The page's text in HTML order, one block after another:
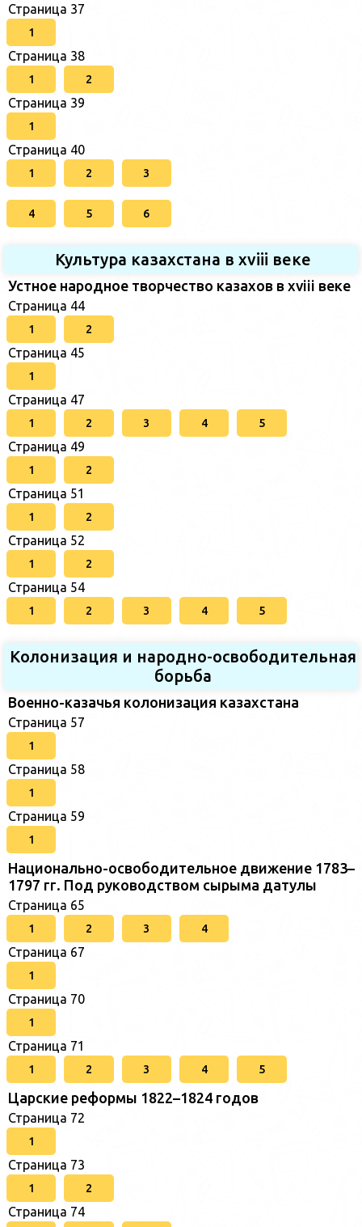
Страница 37
1
Страница 38
1 2
Страница 39
1
Страница 40
1 2 3
4 5 6
Культура казахстана в xviii веке
Устное народное творчество казахов в xviii веке
Страница 44
1 2
Страница 45
1
Страница 47
1 2 3 4 5
Страница 49
1 2
Страница 51
1 2
Страница 52
1 2
Страница 54
1 2 3 4 5
Колонизация и народно-освободительная
борьба
Военно-казачья колонизация казахстана
Страница 57
1
Страница 58
1
Страница 59
1
Национально-освободительное движение 1783–
1797 гг. Под руководством сырыма датулы
Страница 65
1 2 3 4
Страница 67
1
Страница 70
1
Страница 71
1 2 3 4 5
Царские реформы 1822–1824 годов
Страница 72
1
Страница 73
1 2
Страница 74